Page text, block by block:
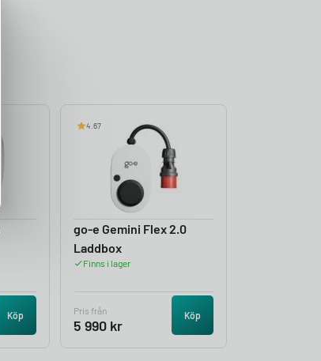
Köp
4.67
go-e Gemini Flex 2.0
Laddbox
Finns i lager
Pris från
5 990 kr
Köp